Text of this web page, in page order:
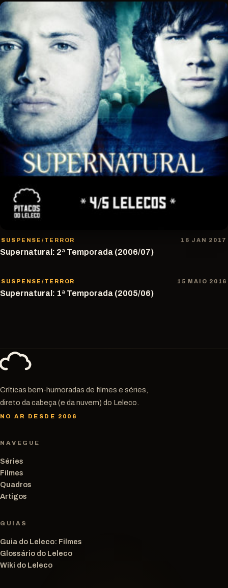
SUSPENSE/TERROR 16 JAN 2017
Supernatural: 2ª Temporada (2006/07)
SUSPENSE/TERROR 15 MAIO 2016
Supernatural: 1ª Temporada (2005/06)
Críticas bem-humoradas de filmes e séries,
direto da cabeça (e da nuvem) do Leleco.
NO AR DESDE 2006
NAVEGUE
Séries
Filmes
Quadros
Artigos
GUIAS
Guia do Leleco: Filmes
Glossário do Leleco
Wiki do Leleco